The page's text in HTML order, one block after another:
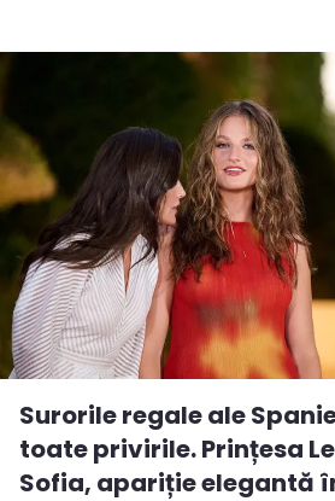
Surorile regale ale
toate privirile. Prințesa
Sofia, apariție elegantă